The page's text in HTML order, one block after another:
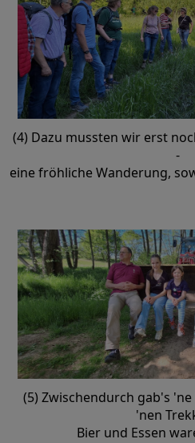
(4) Dazu mussten wir erst
-
eine fröhliche Wanderung,
(5) Zwischendurch gab's
'nen
Bier und Essen